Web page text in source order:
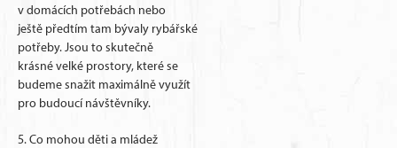
v domácích potřebách nebo
ještě předtím tam bývaly rybářské
potřeby. Jsou to skutečně
krásné velké prostory, které se
budeme snažit maximálně využít
pro budoucí návštěvníky.
5. Co mohou děti a mládež